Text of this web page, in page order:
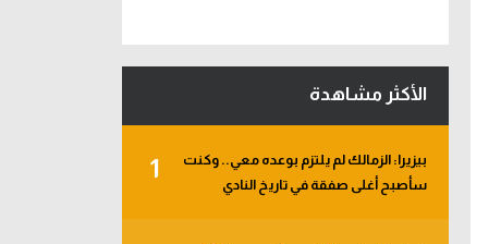
الأكثر مشاهدة
1
بيزيرا: الزمالك لم يلتزم بوعده معي.. وكنت
سأصبح أغلى صفقة في تاريخ النادي